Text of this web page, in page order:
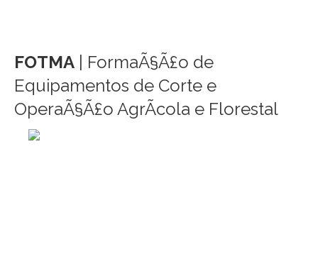
FOTMA | FormaÃ§Ã£o de
Equipamentos de Corte e
OperaÃ§Ã£o AgrÃ­cola e Florestal